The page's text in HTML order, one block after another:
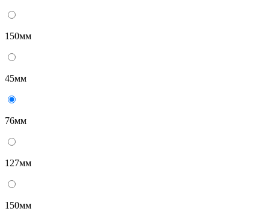
150мм
45мм
76мм
127мм
150мм